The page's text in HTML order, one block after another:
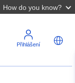
How do you know?
Přihlášení